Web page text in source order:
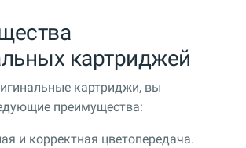
картриджей
картриджи, вы
преимущества:
и корректная цветопередача.